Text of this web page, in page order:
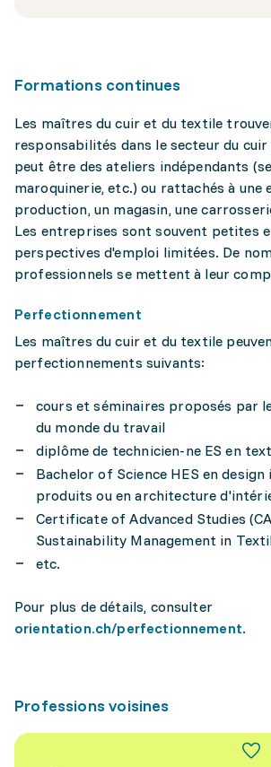
Formations continues
Les maîtres du cuir et du textile
responsabilités dans le secteur du
peut être des ateliers indépendants
maroquinerie, etc.) ou rattachés à une
production, un magasin, une
Les entreprises sont souvent petites
perspectives d'emploi limitées. De
professionnels se mettent à leur
Perfectionnement
Les maîtres du cuir et du textile
perfectionnements suivants:
cours et séminaires proposés par
du monde du travail
diplôme de technicien-ne ES en
Bachelor of Science HES en
produits ou en architecture
Certificate of Advanced Studies
Sustainability Management in
etc.
Pour plus de détails, consulter
orientation.ch/perfectionnement.
Professions voisines